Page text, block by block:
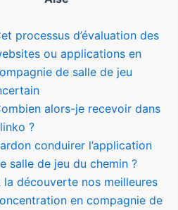
processus d’évaluation des
ou applications en
de salle de jeu
alors-je recevoir dans
?
conduirer l’application
salle de jeu du chemin ?
la découverte nos meilleures
en compagnie de